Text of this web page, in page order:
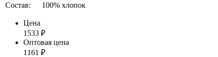
Состав:
100% хлопок
Цена
1533 ₽
Оптовая цена
1161 ₽